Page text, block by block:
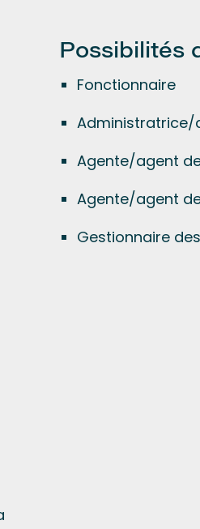
Possibilités
Fonctionnaire
Agente/agent
Agente/agent
Gestionnaire